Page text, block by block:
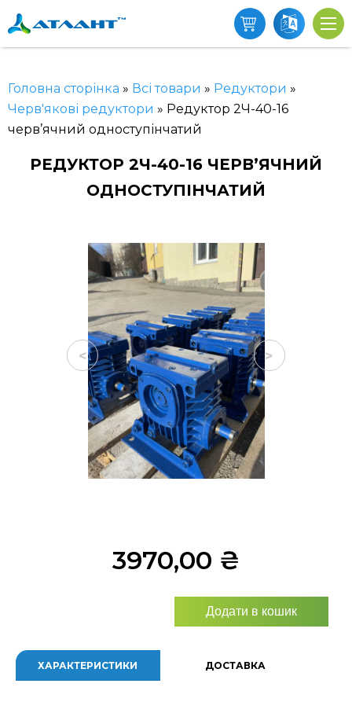
Головна сторінка » Всі товари » Редуктори »
Черв'якові редуктори » Редуктор 2Ч-40-16
черв’ячний одноступінчатий
РЕДУКТОР 2Ч-40-16 ЧЕРВ’ЯЧНИЙ
ОДНОСТУПІНЧАТИЙ
< >
3970,00 ₴
Додати в кошик
ХАРАКТЕРИСТИКИ ДОСТАВКА